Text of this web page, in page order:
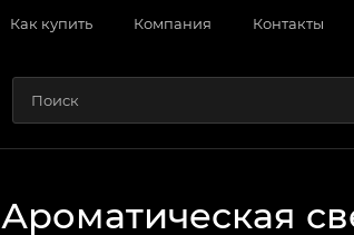
Как купить Компания Контакты
Ароматическая